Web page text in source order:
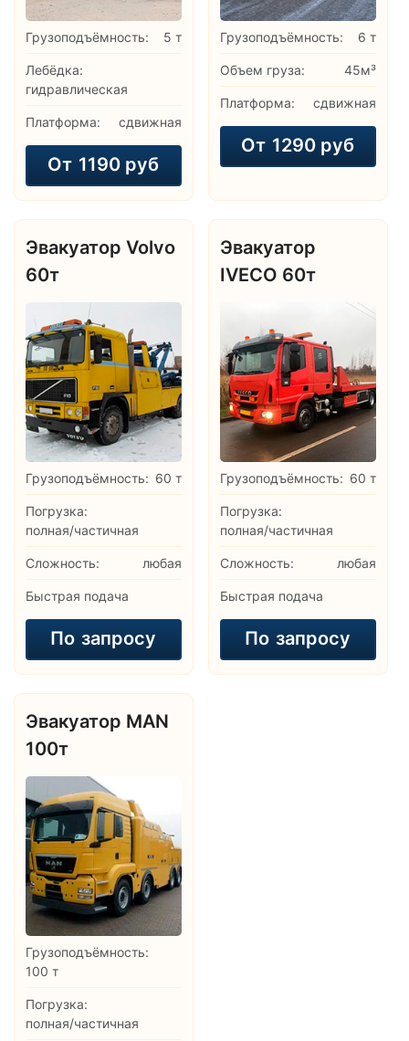
Грузоподъёмность: 5 т
Лебёдка:
гидравлическая
Платформа: сдвижная
От 1190 руб
Грузоподъёмность: 6 т
Объем груза: 45м³
Платформа: сдвижная
От 1290 руб
Эвакуатор Volvo
60т
Грузоподъёмность: 60 т
Погрузка:
полная/частичная
Сложность: любая
Быстрая подача
По запросу
Эвакуатор
IVECO 60т
Грузоподъёмность: 60 т
Погрузка:
полная/частичная
Сложность: любая
Быстрая подача
По запросу
Эвакуатор MAN
100т
Грузоподъёмность:
100 т
Погрузка:
полная/частичная